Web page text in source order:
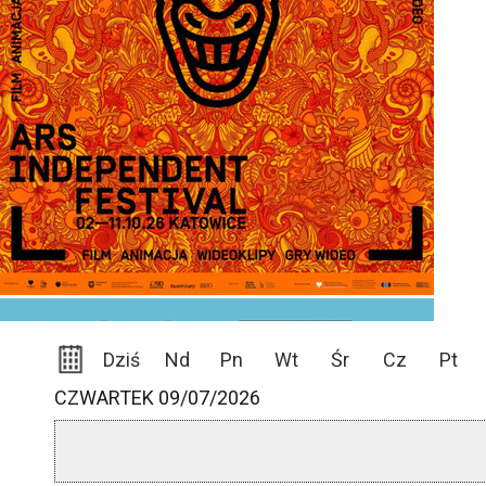
Dziś Nd Pn Wt Śr Cz
Pt
CZWARTEK 09/07/2026